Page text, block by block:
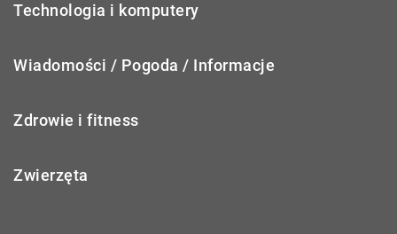
Technologia i komputery
Wiadomości / Pogoda / Informacje
Zdrowie i fitness
Zwierzęta